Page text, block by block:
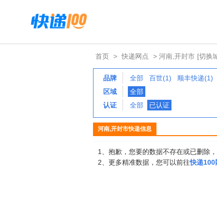
首页 > 快递网点 > 河南,开封市 [切换
品牌 全部 百世(1)
顺丰快递(1)
区域
全部
认证
全部 已认证
河南,开封市快递信息
1、抱歉，您要的数据不存在或已删除
2、更多精准数据，您可以前往快递100